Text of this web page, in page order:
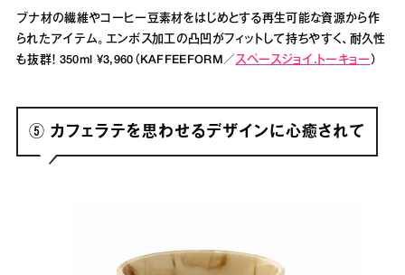
ブナ材の繊維やコーヒー豆素材をはじめとする再生可能な資源から作
られたアイテム。エンボス加工の凸凹がフィットして持ちやすく、耐久性
も抜群！ 350ml ¥3,960（KAFFEEFORM／ スペースジョイ.トーキョー ）
⑤ カフェラテを思わせるデザインに心癒されて